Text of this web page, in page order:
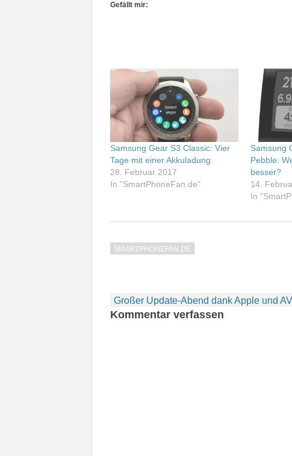
Gefällt mir:
Samsung Gear S3 Classic: Vier
Tage mit einer Akkuladung
28. Februar 2017
In "SmartPhoneFan.de"
Samsung
Pebble:
besser?
14.
In
SMARTPHONEFAN.DE
Beitragsnavigation
Großer Update-Abend dank Apple und
Kommentar verfassen